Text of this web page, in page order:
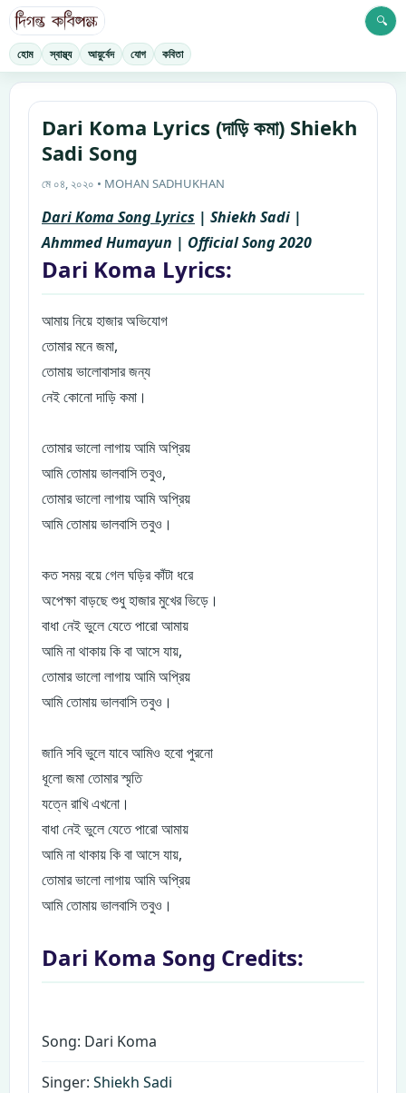
হোম স্বাস্থ্য আয়ুর্বেদ যোগ কবিতা
🔍
Dari Koma Lyrics (দাড়ি কমা) Shiekh
Sadi Song
মে ০৪, ২০২০ • MOHAN SADHUKHAN
Dari Koma Song Lyrics | Shiekh Sadi |
Ahmmed Humayun | Official Song 2020
Dari Koma Lyrics:
আমায় নিয়ে হাজার অভিযোগ
তোমার মনে জমা,
তোমায় ভালোবাসার জন্য
নেই কোনো দাড়ি কমা।
তোমার ভালো লাগায় আমি অপ্রিয়
আমি তোমায় ভালবাসি তবুও,
তোমার ভালো লাগায় আমি অপ্রিয়
আমি তোমায় ভালবাসি তবুও।
কত সময় বয়ে গেল ঘড়ির কাঁটা ধরে
অপেক্ষা বাড়ছে শুধু হাজার মুখের ভিড়ে।
বাধা নেই ভুলে যেতে পারো আমায়
আমি না থাকায় কি বা আসে যায়,
তোমার ভালো লাগায় আমি অপ্রিয়
আমি তোমায় ভালবাসি তবুও।
জানি সবি ভুলে যাবে আমিও হবো পুরনো
ধূলো জমা তোমার স্মৃতি
যত্নে রাখি এখনো।
বাধা নেই ভুলে যেতে পারো আমায়
আমি না থাকায় কি বা আসে যায়,
তোমার ভালো লাগায় আমি অপ্রিয়
আমি তোমায় ভালবাসি তবুও।
Dari Koma Song Credits:
Song: Dari Koma
Singer: Shiekh Sadi